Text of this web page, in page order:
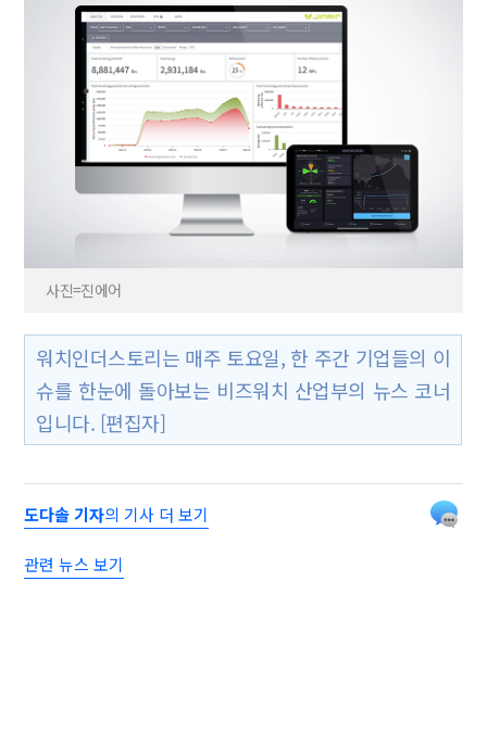
사진=진에어
워치인더스토리는 매주 토요일, 한 주간 기업들의 이
슈를 한눈에 돌아보는 비즈워치 산업부의 뉴스 코너
입니다. [편집자]
도다솔 기자의 기사 더 보기
관련 뉴스 보기